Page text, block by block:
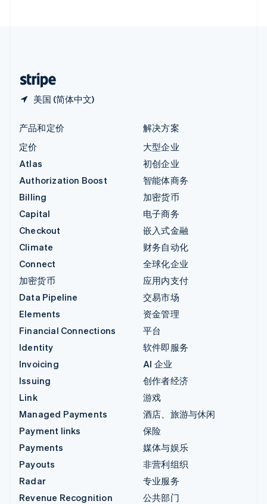
美国 (简体中文)
产品和定价
定价
Atlas
Authorization Boost
Billing
Capital
Checkout
Climate
Connect
加密货币
Data Pipeline
Elements
Financial Connections
Identity
Invoicing
Issuing
Link
Managed Payments
Payment links
Payments
Payouts
Radar
Revenue Recognition
解决方案
大型企业
初创企业
智能体商务
加密货币
电子商务
嵌入式金融
财务自动化
全球化企业
应用内支付
交易市场
资金管理
平台
软件即服务
AI 企业
创作者经济
游戏
酒店、旅游与休闲
保险
媒体与娱乐
非营利组织
专业服务
公共部门